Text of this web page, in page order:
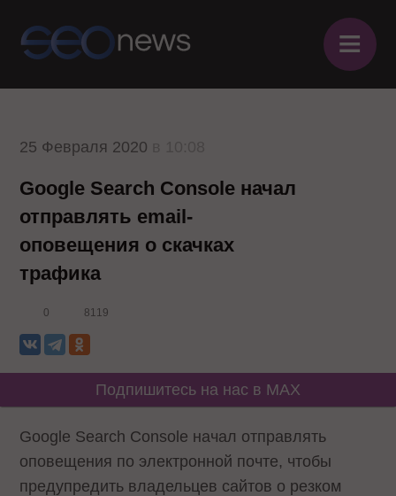
≡
25 Февраля 2020
Google Search Console начал
отправлять email-
оповещения о скачках
трафика
0 8119
Подпишитесь на нас в MAX
Google Search Console начал отправлять
оповещения по электронной почте, чтобы
предупредить владельцев сайтов о резком